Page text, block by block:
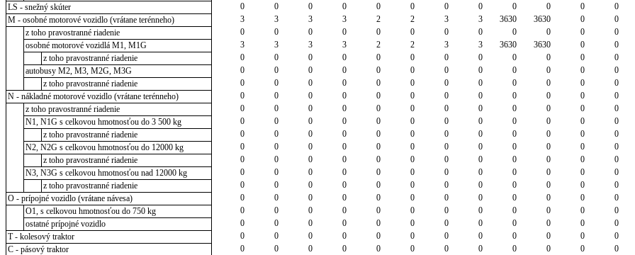
LS - snežný skúter
0 0 0 0 0 0 0 0 0 0 0 0
M - osobné motorové vozidlo (vrátane terénneho)
3 3 3 3 2 2 3 3 3630 3630 0 0
z toho pravostranné riadenie
0 0 0 0 0 0 0 0 0 0 0 0
osobné motorové vozidlá M1, M1G
3 3 3 3 2 2 3 3 3630 3630 0 0
z toho pravostranné riadenie
0 0 0 0 0 0 0 0 0 0 0 0
autobusy M2, M3, M2G, M3G
0 0 0 0 0 0 0 0 0 0 0 0
z toho pravostranné riadenie
0 0 0 0 0 0 0 0 0 0 0 0
N - nákladné motorové vozidlo (vrátane terénneho)
0 0 0 0 0 0 0 0 0 0 0 0
z toho pravostranné riadenie
0 0 0 0 0 0 0 0 0 0 0 0
N1, N1G s celkovou hmotnosťou do 3 500 kg
0 0 0 0 0 0 0 0 0 0 0 0
z toho pravostranné riadenie
0 0 0 0 0 0 0 0 0 0 0 0
N2, N2G s celkovou hmotnosťou do 12000 kg
0 0 0 0 0 0 0 0 0 0 0 0
z toho pravostranné riadenie
0 0 0 0 0 0 0 0 0 0 0 0
N3, N3G s celkovou hmotnosťou nad 12000 kg
0 0 0 0 0 0 0 0 0 0 0 0
z toho pravostranné riadenie
0 0 0 0 0 0 0 0 0 0 0 0
O - prípojné vozidlo (vrátane návesa)
0 0 0 0 0 0 0 0 0 0 0 0
O1, s celkovou hmotnosťou do 750 kg
0 0 0 0 0 0 0 0 0 0 0 0
ostatné prípojné vozidlo
0 0 0 0 0 0 0 0 0 0 0 0
T - kolesový traktor
0 0 0 0 0 0 0 0 0 0 0 0
C - pásový traktor
0 0 0 0 0 0 0 0 0 0 0 0